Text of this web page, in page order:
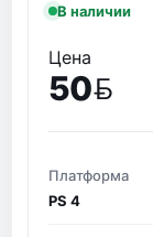
В наличии
Цена
50
BYN
Платформа
PS 4